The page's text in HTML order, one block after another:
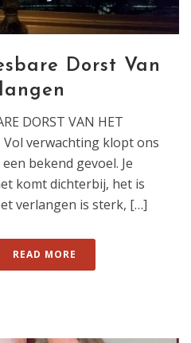
Dorst Van
DORST VAN HET
Vol verwachting klopt ons
bekend gevoel. Je
komt dichterbij, het is
verlangen is sterk, […]
READ MORE